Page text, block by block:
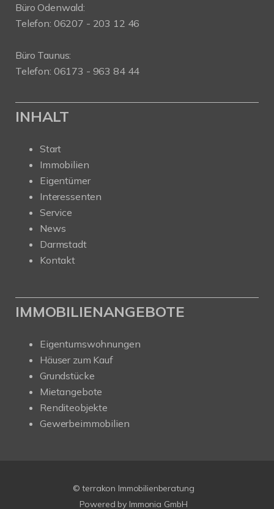
Büro Odenwald:
Telefon: 06207 - 203 12 46
Büro Taunus:
Telefon: 06173 - 963 84 44
INHALT
Start
Immobilien
Eigentümer
Interessenten
Service
News
Darmstadt
Kontakt
IMMOBILIENANGEBOTE
Eigentumswohnungen
Häuser zum Kauf
Grundstücke
Mietangebote
Renditeobjekte
Gewerbeimmobilien
© terrakon Immobilienberatung
Powered by Immonia GmbH